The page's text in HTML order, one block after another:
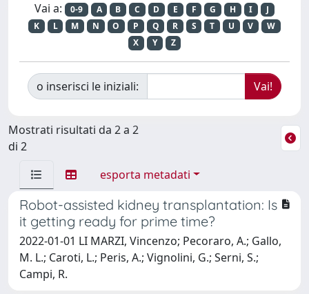
Vai a: 0-9 A B C D E F G H I
J
K
L M N O P Q R S T U V
W
X
Y Z
o inserisci le iniziali:
Mostrati risultati da 2 a 2
di 2
esporta metadati
Robot-assisted kidney transplantation: Is
it getting ready for prime time?
2022-01-01 LI MARZI, Vincenzo; Pecoraro, A.; Gallo,
M. L.; Caroti, L.; Peris, A.; Vignolini, G.; Serni, S.;
Campi, R.